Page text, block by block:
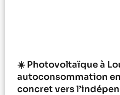
☀️ Photovoltaïque à
autoconsommation
concret vers